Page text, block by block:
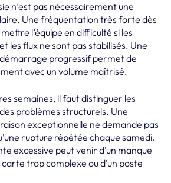
n’est pas nécessairement une
Une fréquentation très forte dès
l’équipe en difficulté si les
les flux ne sont pas stabilisés. Une
progressif permet de
avec un volume maîtrisé.
semaines, il faut distinguer les
problèmes structurels. Une
exceptionnelle ne demande pas
rupture répétée chaque samedi.
excessive peut venir d’un manque
trop complexe ou d’un poste